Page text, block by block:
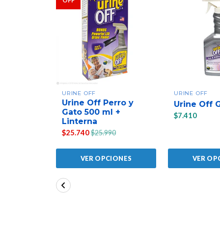
URINE OFF
Urine Off Perro y
Gato 500 ml +
Linterna
$25.740$25.990
VER OPCIONES
URINE OFF
Urine Off
$7.410
VER